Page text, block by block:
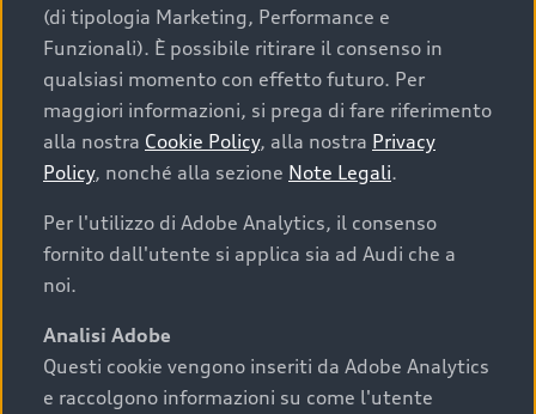
Cosa sapere prima di
acquistare la tua prossima
auto
I requisiti fondamentali da considerare prima di
acquistare un’auto usata, oltre al prezzo e all'aspetto,
chilometraggio: un valore contenuto corrisponde a
uno stato migliore del veicolo e a una maggiore
(di tipologia Marketing, Performance e
Funzionali). È possibile ritirare il consenso in
qualsiasi momento con effetto futuro. Per
maggiori informazioni, si prega di fare riferimento
alla nostra Cookie Policy, alla nostra Privacy
Policy, nonché alla sezione Note Legali.
Per l'utilizzo di Adobe Analytics, il consenso
fornito dall'utente si applica sia ad Audi che a
noi.
Analisi Adobe
Questi cookie vengono inseriti da Adobe Analytics
e raccolgono informazioni su come l'utente